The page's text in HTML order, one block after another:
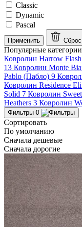
Classic
Dynamic
Pascal
Применить
Популярные категории
Ковролин Harrow Flash
13 Ковролин Monte
Pablo (Пабло) 9
Ковролин Residence
Solid 7 Ковролин Sweet
Heathers 3 Ковролин
Фильтры 0
Сортировать
По умолчанию
Сначала дешевые
Сначала дорогие